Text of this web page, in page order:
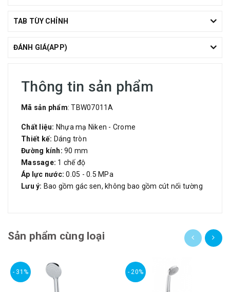
TAB TÙY CHỈNH
ĐÁNH GIÁ(APP)
Thông tin sản phẩm
Mã sản phẩm: TBW07011A
Chất liệu: Nhựa mạ Niken - Crome
Thiết kế: Dáng tròn
Đường kính: 90 mm
Massage: 1 chế độ
Áp lực nước: 0.05 - 0.5 MPa
Lưu ý: Bao gồm gác sen, không bao gồm cút nối tường
Sản phẩm cùng loại
- 31% - 20%